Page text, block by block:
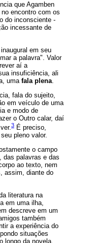
que Agamben
encontro com os
do inconsciente -
incessante de
em seu
a palavra". Valor
aí a
insuficiência, ali
uma fala plena
fala do sujeito,
em veículo de uma
e modo de
o Outro calar, daí
3 É preciso,
pleno valor.
o campo
das palavras e das
ao texto, nem
assim, diante do
literatura na
em uma ilha,
descreve em um
também
a experiência do
situações
longo da novela,